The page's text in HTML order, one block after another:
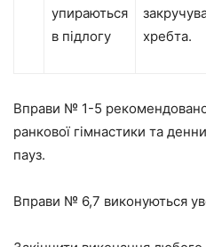
упираються
в підлогу
хребта.
Вправи № 1-5 рекомендовано
ранкової гімнастики та
пауз.
Вправи № 6,7 виконуються